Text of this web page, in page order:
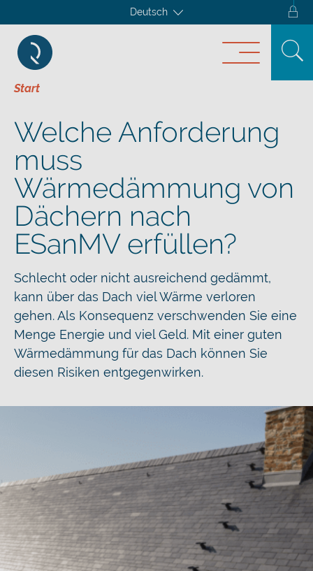
Deutsch
Start
Welche Anforderung
muss
Wärmedämmung von
Dächern nach
ESanMV erfüllen?
Schlecht oder nicht ausreichend gedämmt,
kann über das Dach viel Wärme verloren
gehen. Als Konsequenz verschwenden Sie eine
Menge Energie und viel Geld. Mit einer guten
Wärmedämmung für das Dach können Sie
diesen Risiken entgegenwirken.